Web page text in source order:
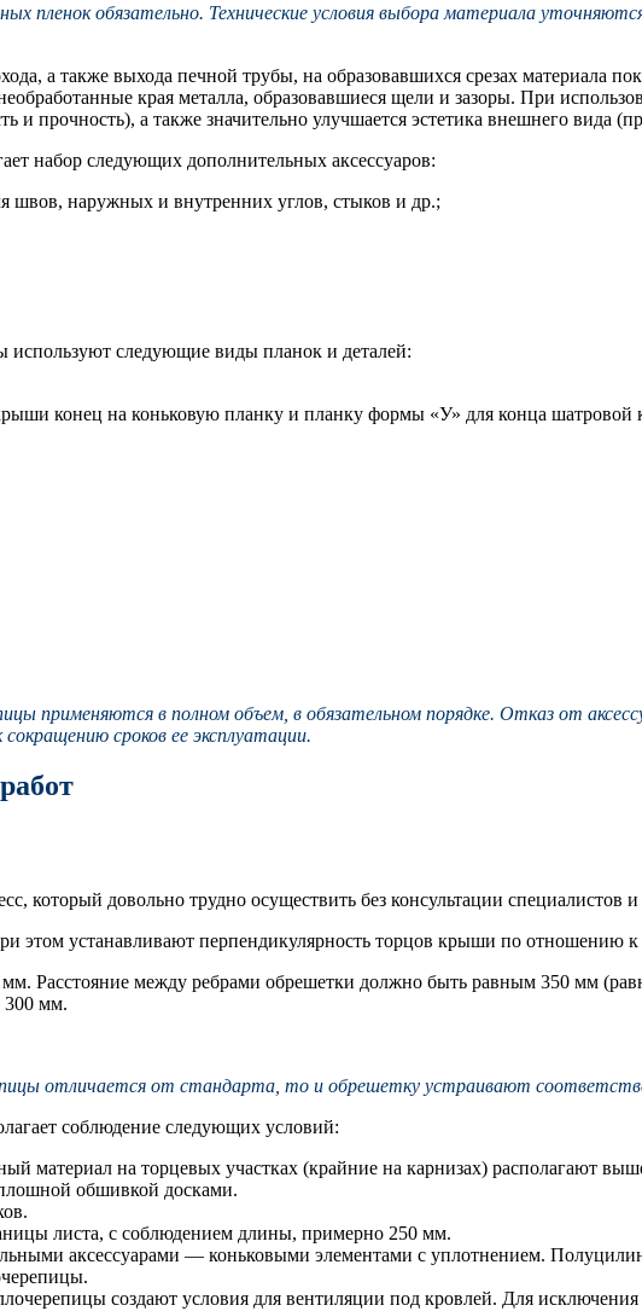
пленок обязательно. Технические условия выбора материала
а также выхода печной трубы, на образовавшихся срезах материала
края металла, образовавшиеся щели и зазоры. При
и прочность), а также значительно улучшается эстетика внешнего вида
набор следующих дополнительных аксессуаров:
швов, наружных и внутренних углов, стыков и др.;
используют следующие виды планок и деталей:
конец на коньковую планку и планку формы «У» для конца
применяются в полном объем, в обязательном порядке. Отказ от
сроков ее эксплуатации.
который довольно трудно осуществить без консультации
этом устанавливают перпендикулярность торцов крыши по отношению к
Расстояние между ребрами обрешетки должно быть равным 350 мм
300 мм.
отличается от стандарта, то и обрешетку устраивают
соблюдение следующих условий:
материал на торцевых участках (крайние на карнизах) располагают
обшивкой досками.
листа, с соблюдением длины, примерно 250 мм.
аксессуарами — коньковыми элементами с уплотнением.
создают условия для вентиляции под кровлей. Для исключения